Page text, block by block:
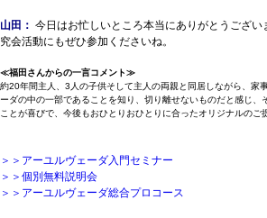
山田： 今日はお忙しいところ本当にありがとうござ
究会活動にもぜひ参加くださいね。
≪福田さんからの一言コメント≫
約20年間主人、3人の子供そして主人の両親と同居しながら、家
ーダの中の一部であることを知り、切り離せないものだと感じ
ことが喜びで、今後もおひとりおひとりに合ったオリジナルの
＞＞アーユルヴェーダ入門セミナー
＞＞個別無料説明会
＞＞アーユルヴェーダ総合プロコース